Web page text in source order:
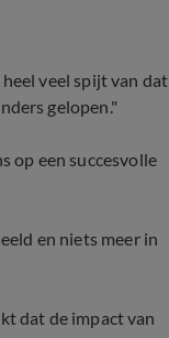
veel spijt van dat
gelopen."
op een succesvolle
en niets meer in
dat de impact van